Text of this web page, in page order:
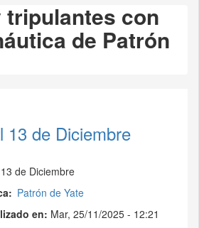
tripulantes con
de Patrón
13 de Diciembre
de Diciembre
Patrón de Yate
en: Mar, 25/11/2025 - 12:21